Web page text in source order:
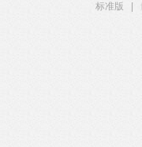
标准版